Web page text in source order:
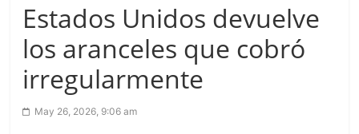
Estados Unidos devuelve
los aranceles que cobró
irregularmente
May 26, 2026, 9:06 am